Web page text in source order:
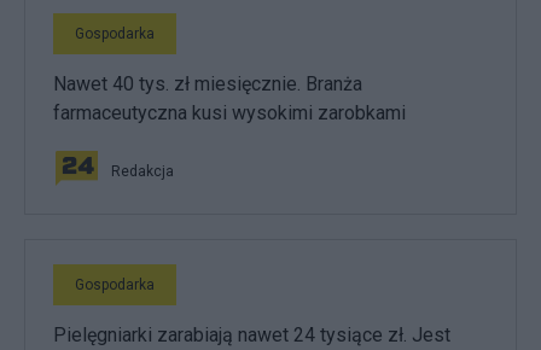
Gospodarka
Nawet 40 tys. zł miesięcznie. Branża
farmaceutyczna kusi wysokimi zarobkami
Redakcja
Gospodarka
Pielęgniarki zarabiają nawet 24 tysiące zł. Jest